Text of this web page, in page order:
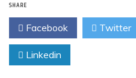
SHARE
Facebook Twitter
Linkedin